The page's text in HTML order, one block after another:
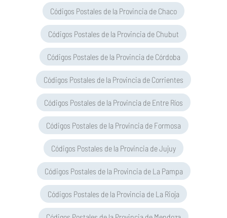
Códigos Postales de la Provincia de Chaco
Códigos Postales de la Provincia de Chubut
Códigos Postales de la Provincia de Córdoba
Códigos Postales de la Provincia de Corrientes
Códigos Postales de la Provincia de Entre Ríos
Códigos Postales de la Provincia de Formosa
Códigos Postales de la Provincia de Jujuy
Códigos Postales de la Provincia de La Pampa
Códigos Postales de la Provincia de La Rioja